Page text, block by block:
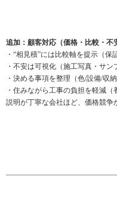
追加：顧客対応（価格・比較・不
・“相見積”には比較軸を提示（保
・不安は可視化（施工写真・サン
・決める事項を整理（色/設備/収納
・住みながら工事の負担を軽減（
説明が丁寧な会社ほど、価格競争